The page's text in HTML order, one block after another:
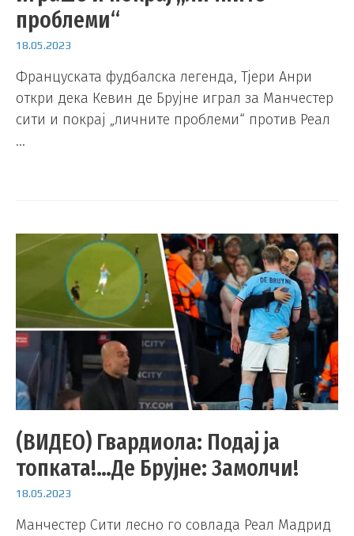
проблеми“
18.05.2023
Француската фудбалска легенда, Тјери Анри
откри дека Кевин де Брујне играл за Манчестер
сити и покрај „личните проблеми“ против Реал
…
(ВИДЕО) Гвардиола: Подај ја
топката!…Де Брујне: Замолчи!
18.05.2023
Манчестер Сити лесно го совлада Реал Мадрид